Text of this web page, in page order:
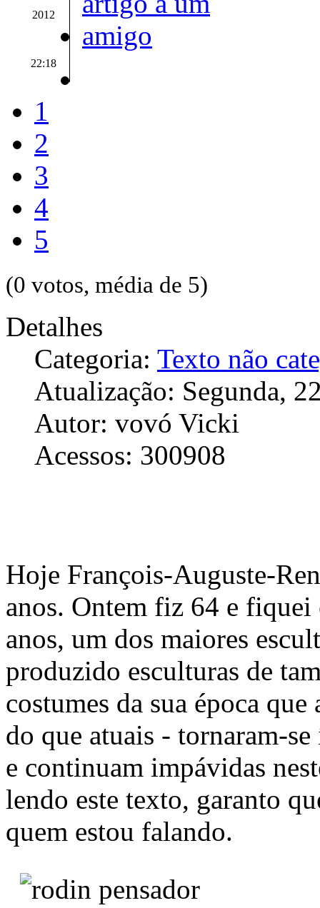
2012
22:18
1
2
3
4
5
(0 votos, média de 5)
Detalhes
Categoria: Texto não
Atualização: Segunda,
Autor: vovó Vicki
Acessos: 300908
Hoje François-Auguste-
anos. Ontem fiz 64 e fiquei
anos, um dos maiores
produzido esculturas de
costumes da sua época
do que atuais - tornaram-
e continuam impávidas
lendo este texto, garanto
quem estou falando.